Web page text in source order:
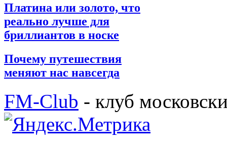
Платина или золото, что
реально лучше для
бриллиантов в носке
Почему путешествия
меняют нас навсегда
FM-Club - клуб